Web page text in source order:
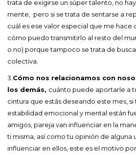
trata de exigirse un súper talento, no
mente, pero si se trata de sentarse a
cuál es ese valor especial que me
cómo puedo transmitirlo al resto del
o no) porque tampoco se trata de
colectiva.
3. Cómo nos relacionamos con
los demás, cuánto puede aportarle a
cintura que estás deseando este mes,
estabilidad emocional y mental están
amigos, pareja van influenciar en la
ti misma, así como tu opinión de alguna
influenciar en ellos, este es el motivo